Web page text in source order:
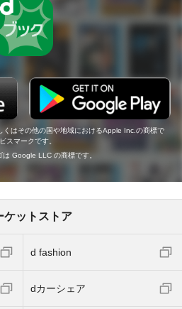
はその他の国や地域におけるApple Inc.の商標で
スマークです。
Google LLC の商標です。
ケットストア
d fashion
dカーシェア